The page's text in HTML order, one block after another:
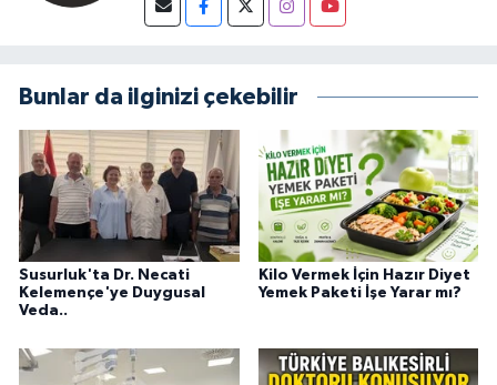
Bunlar da ilginizi çekebilir
Susurluk'ta Dr. Necati
Kelemençe'ye Duygusal
Veda..
Kilo Vermek İçin Hazır Diyet
Yemek Paketi İşe Yarar mı?